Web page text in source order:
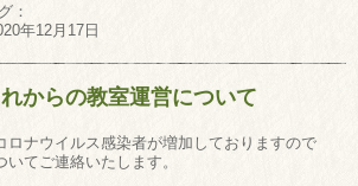
：
年12月17日
れからの教室運営について
ロナウイルス感染者が増加しておりますので
てご連絡いたします。